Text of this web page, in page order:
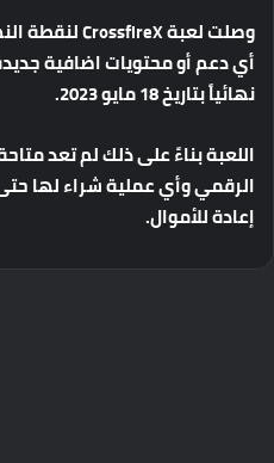
وصلتلعبة لنقطة
أيدعمأومحتوياتاضافية
نهائياًبتاريخ مايو
اللعبةبناءًعلىذلكلمتعد
الرقميوأيعمليةشراءلها
إعادةللأموال.